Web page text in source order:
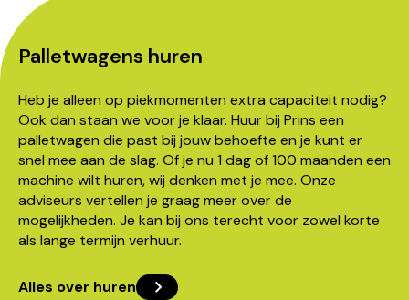
Palletwagens huren
Heb je alleen op piekmomenten extra capaciteit nodig?
Ook dan staan we voor je klaar. Huur bij Prins een
palletwagen die past bij jouw behoefte en je kunt er
snel mee aan de slag. Of je nu 1 dag of 100 maanden een
machine wilt huren, wij denken met je mee. Onze
adviseurs vertellen je graag meer over de
mogelijkheden. Je kan bij ons terecht voor zowel korte
als lange termijn verhuur.
Alles over huren